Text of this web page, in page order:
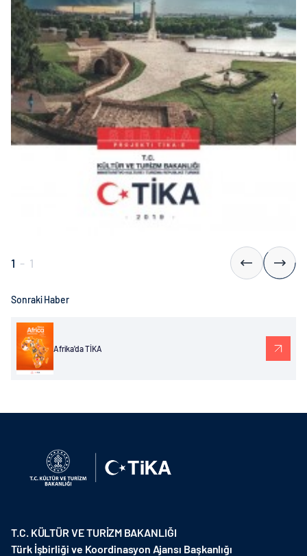
1 - 1
Sonraki Haber
Afrika'da TİKA
T.C. KÜLTÜR VE TURİZM BAKANLIĞI
Türk İşbirliği ve Koordinasyon Ajansı Başkanlığı